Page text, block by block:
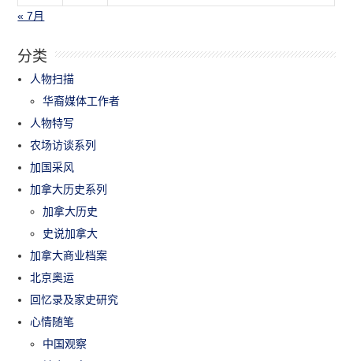
« 7月
分类
人物扫描
华裔媒体工作者
人物特写
农场访谈系列
加国采风
加拿大历史系列
加拿大历史
史说加拿大
加拿大商业档案
北京奥运
回忆录及家史研究
心情随笔
中国观察